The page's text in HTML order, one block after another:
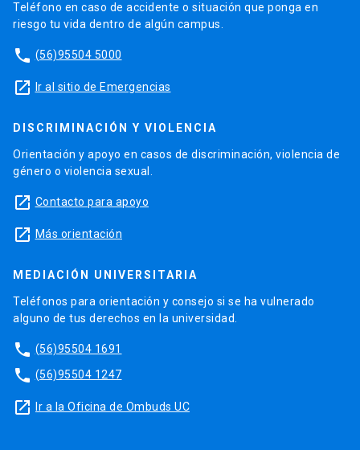
Teléfono en caso de accidente o situación que ponga en
riesgo tu vida dentro de algún campus.
phone (56)95504 5000
launch Ir al sitio de Emergencias
DISCRIMINACIÓN Y VIOLENCIA
Orientación y apoyo en casos de discriminación, violencia de
género o violencia sexual.
launch Contacto para apoyo
launch Más orientación
MEDIACIÓN UNIVERSITARIA
Teléfonos para orientación y consejo si se ha vulnerado
alguno de tus derechos en la universidad.
phone (56)95504 1691
phone (56)95504 1247
launch Ir a la Oficina de Ombuds UC